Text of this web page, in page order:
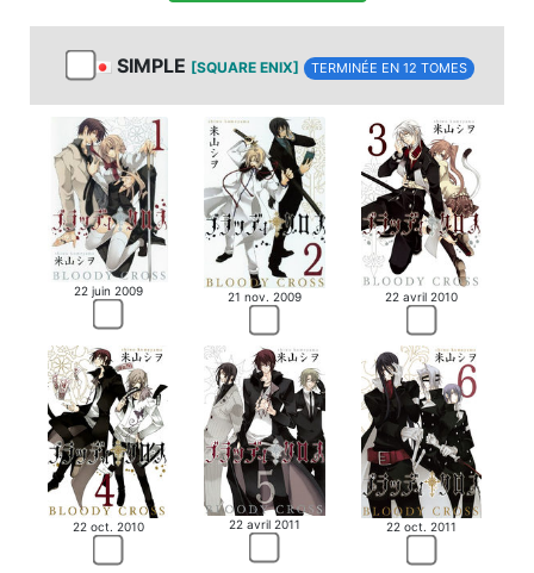
SIMPLE [SQUARE ENIX] TERMINÉE EN 12 TOMES
22 juin 2009 21 nov. 2009 22 avril 2010
22 oct. 2010 22 avril 2011 22 oct. 2011